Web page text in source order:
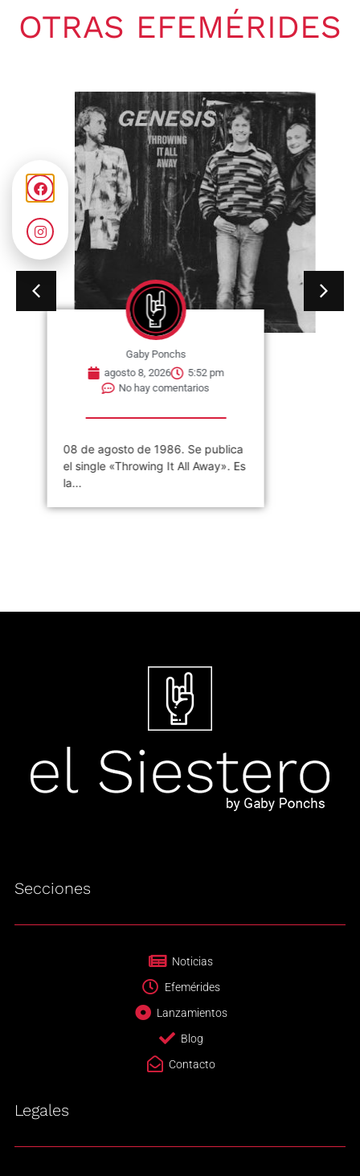
OTRAS EFEMÉRIDES
Gaby Ponchs
agosto 8, 2026
5:52 pm
No hay comentarios
08 de agosto de 1986. Se publica
el single «Throwing It All Away». Es
la...
Secciones
Noticias
Efemérides
Lanzamientos
Blog
Contacto
Legales